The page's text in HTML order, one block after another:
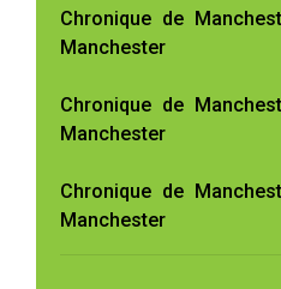
Chronique de
Manchester
Chronique de
Manchester
Chronique de
Manchester